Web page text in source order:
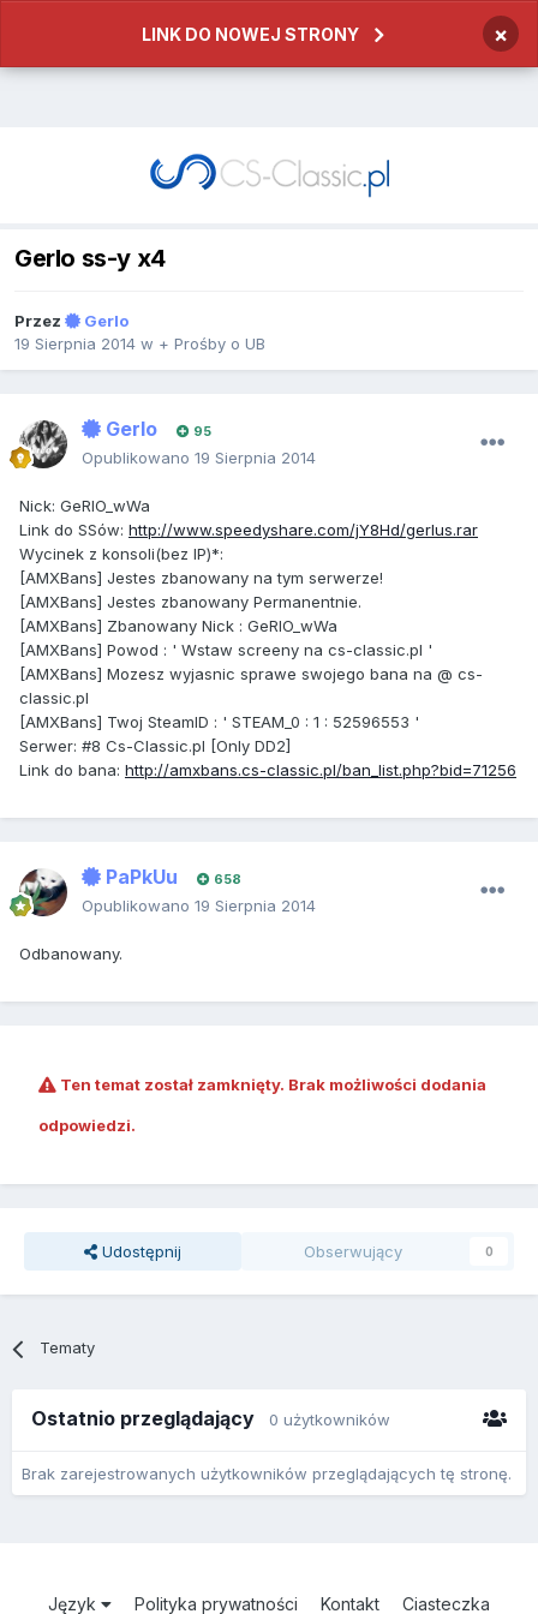
LINK DO NOWEJ STRONY ×
Gerlo ss-y x4
Przez
Gerlo
19 Sierpnia 2014 w + Prośby o UB
Gerlo 95
Opublikowano 19 Sierpnia 2014
Nick: GeRlO_wWa
Link do SSów: http://www.speedyshare.com/jY8Hd/gerlus.rar
Wycinek z konsoli(bez IP)*:
[AMXBans] Jestes zbanowany na tym serwerze!
[AMXBans] Jestes zbanowany Permanentnie.
[AMXBans] Zbanowany Nick : GeRlO_wWa
[AMXBans] Powod : ' Wstaw screeny na cs-classic.pl '
[AMXBans] Mozesz wyjasnic sprawe swojego bana na @ cs-
classic.pl
[AMXBans] Twoj SteamID : ' STEAM_0 : 1 : 52596553 '
Serwer: #8 Cs-Classic.pl [Only DD2]
Link do bana: http://amxbans.cs-classic.pl/ban_list.php?bid=71256
PaPkUu 658
Opublikowano 19 Sierpnia 2014
Odbanowany.
Ten temat został zamknięty. Brak możliwości dodania
odpowiedzi.
Udostępnij Obserwujący 0
Tematy
Ostatnio przeglądający 0 użytkowników
Brak zarejestrowanych użytkowników przeglądających tę stronę.
Język Polityka prywatności Kontakt Ciasteczka